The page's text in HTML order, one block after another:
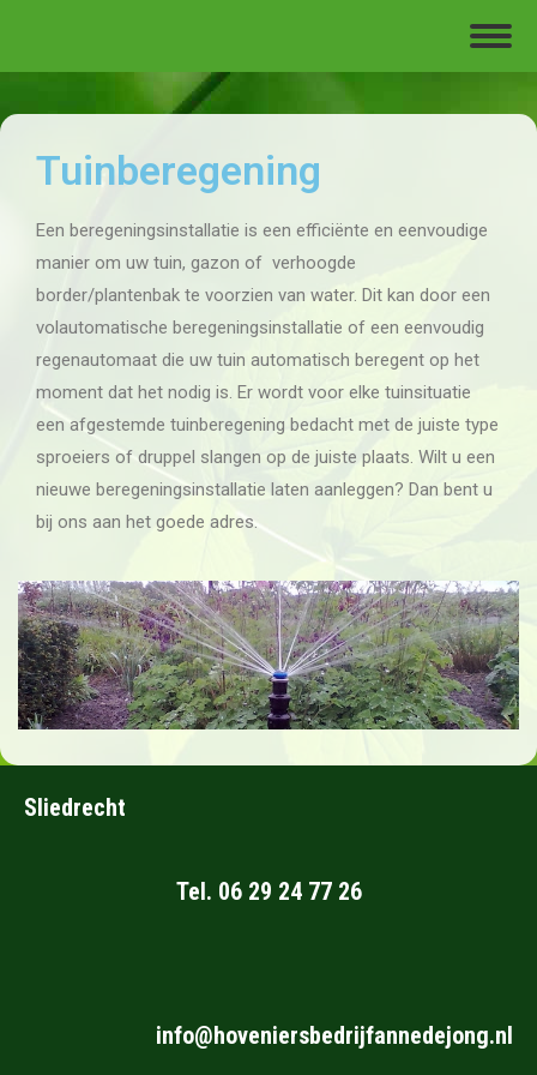
Tuinberegening
Een beregeningsinstallatie is een efficiënte en eenvoudige
manier om uw tuin, gazon of verhoogde
border/plantenbak te voorzien van water. Dit kan door een
volautomatische beregeningsinstallatie of een eenvoudig
regenautomaat die uw tuin automatisch beregent op het
moment dat het nodig is. Er wordt voor elke tuinsituatie
een afgestemde tuinberegening bedacht met de juiste type
sproeiers of druppel slangen op de juiste plaats. Wilt u een
nieuwe beregeningsinstallatie laten aanleggen? Dan bent u
bij ons aan het goede adres.
Sliedrecht
Tel. 06 29 24 77 26
info@hoveniersbedrijfannedejong.nl